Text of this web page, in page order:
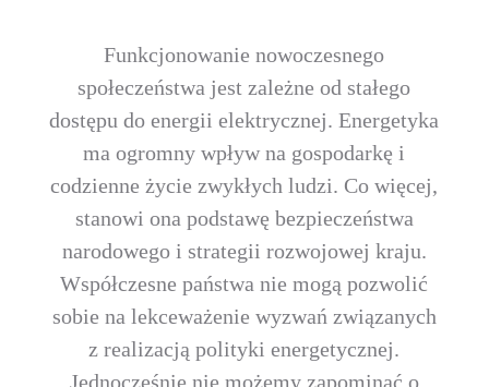
Funkcjonowanie nowoczesnego
społeczeństwa jest zależne od stałego
dostępu do energii elektrycznej. Energetyka
ma ogromny wpływ na gospodarkę i
codzienne życie zwykłych ludzi. Co więcej,
stanowi ona podstawę bezpieczeństwa
narodowego i strategii rozwojowej kraju.
Współczesne państwa nie mogą pozwolić
sobie na lekceważenie wyzwań związanych
z realizacją polityki energetycznej.
Jednocześnie nie możemy zapominać o